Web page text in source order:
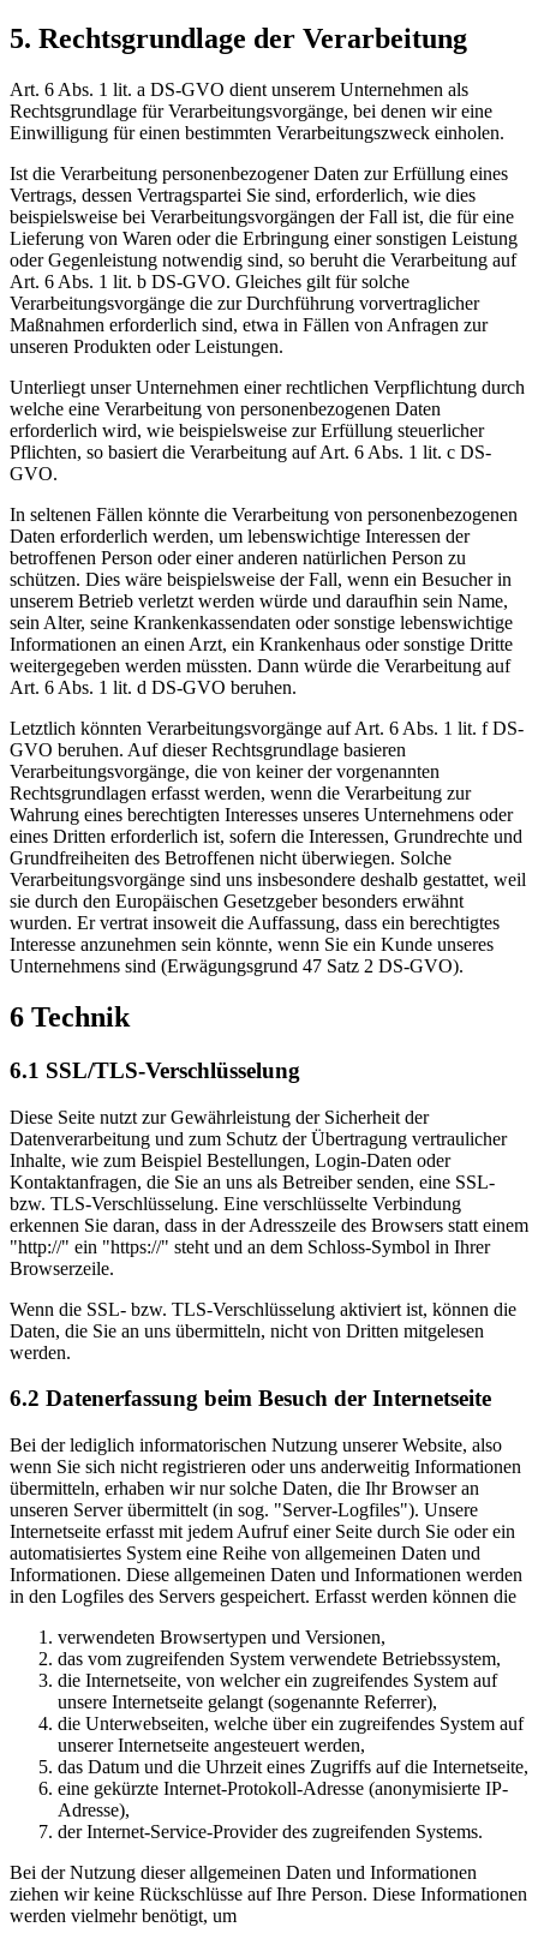
5. Rechtsgrundlage der Verarbeitung
Art. 6 Abs. 1 lit. a DS-GVO dient unserem Unternehmen als
Rechtsgrundlage für Verarbeitungsvorgänge, bei denen wir eine
Einwilligung für einen bestimmten Verarbeitungszweck einholen.
Ist die Verarbeitung personenbezogener Daten zur Erfüllung eines
Vertrags, dessen Vertragspartei Sie sind, erforderlich, wie dies
beispielsweise bei Verarbeitungsvorgängen der Fall ist, die für eine
Lieferung von Waren oder die Erbringung einer sonstigen Leistung
oder Gegenleistung notwendig sind, so beruht die Verarbeitung auf
Art. 6 Abs. 1 lit. b DS-GVO. Gleiches gilt für solche
Verarbeitungsvorgänge die zur Durchführung vorvertraglicher
Maßnahmen erforderlich sind, etwa in Fällen von Anfragen zur
unseren Produkten oder Leistungen.
Unterliegt unser Unternehmen einer rechtlichen Verpflichtung durch
welche eine Verarbeitung von personenbezogenen Daten
erforderlich wird, wie beispielsweise zur Erfüllung steuerlicher
Pflichten, so basiert die Verarbeitung auf Art. 6 Abs. 1 lit. c DS-
GVO.
In seltenen Fällen könnte die Verarbeitung von personenbezogenen
Daten erforderlich werden, um lebenswichtige Interessen der
betroffenen Person oder einer anderen natürlichen Person zu
schützen. Dies wäre beispielsweise der Fall, wenn ein Besucher in
unserem Betrieb verletzt werden würde und daraufhin sein Name,
sein Alter, seine Krankenkassendaten oder sonstige lebenswichtige
Informationen an einen Arzt, ein Krankenhaus oder sonstige Dritte
weitergegeben werden müssten. Dann würde die Verarbeitung auf
Art. 6 Abs. 1 lit. d DS-GVO beruhen.
Letztlich könnten Verarbeitungsvorgänge auf Art. 6 Abs. 1 lit. f DS-
GVO beruhen. Auf dieser Rechtsgrundlage basieren
Verarbeitungsvorgänge, die von keiner der vorgenannten
Rechtsgrundlagen erfasst werden, wenn die Verarbeitung zur
Wahrung eines berechtigten Interesses unseres Unternehmens oder
eines Dritten erforderlich ist, sofern die Interessen, Grundrechte und
Grundfreiheiten des Betroffenen nicht überwiegen. Solche
Verarbeitungsvorgänge sind uns insbesondere deshalb gestattet, weil
sie durch den Europäischen Gesetzgeber besonders erwähnt
wurden. Er vertrat insoweit die Auffassung, dass ein berechtigtes
Interesse anzunehmen sein könnte, wenn Sie ein Kunde unseres
Unternehmens sind (Erwägungsgrund 47 Satz 2 DS-GVO).
6 Technik
6.1 SSL/TLS-Verschlüsselung
Diese Seite nutzt zur Gewährleistung der Sicherheit der
Datenverarbeitung und zum Schutz der Übertragung vertraulicher
Inhalte, wie zum Beispiel Bestellungen, Login-Daten oder
Kontaktanfragen, die Sie an uns als Betreiber senden, eine SSL-
bzw. TLS-Verschlüsselung. Eine verschlüsselte Verbindung
erkennen Sie daran, dass in der Adresszeile des Browsers statt einem
"http://" ein "https://" steht und an dem Schloss-Symbol in Ihrer
Browserzeile.
Wenn die SSL- bzw. TLS-Verschlüsselung aktiviert ist, können die
Daten, die Sie an uns übermitteln, nicht von Dritten mitgelesen
werden.
6.2 Datenerfassung beim Besuch der Internetseite
Bei der lediglich informatorischen Nutzung unserer Website, also
wenn Sie sich nicht registrieren oder uns anderweitig Informationen
übermitteln, erhaben wir nur solche Daten, die Ihr Browser an
unseren Server übermittelt (in sog. "Server-Logfiles"). Unsere
Internetseite erfasst mit jedem Aufruf einer Seite durch Sie oder ein
automatisiertes System eine Reihe von allgemeinen Daten und
Informationen. Diese allgemeinen Daten und Informationen werden
in den Logfiles des Servers gespeichert. Erfasst werden können die
verwendeten Browsertypen und Versionen,
das vom zugreifenden System verwendete Betriebssystem,
die Internetseite, von welcher ein zugreifendes System auf
unsere Internetseite gelangt (sogenannte Referrer),
die Unterwebseiten, welche über ein zugreifendes System auf
unserer Internetseite angesteuert werden,
das Datum und die Uhrzeit eines Zugriffs auf die Internetseite,
eine gekürzte Internet-Protokoll-Adresse (anonymisierte IP-
Adresse),
der Internet-Service-Provider des zugreifenden Systems.
Bei der Nutzung dieser allgemeinen Daten und Informationen
ziehen wir keine Rückschlüsse auf Ihre Person. Diese Informationen
werden vielmehr benötigt, um